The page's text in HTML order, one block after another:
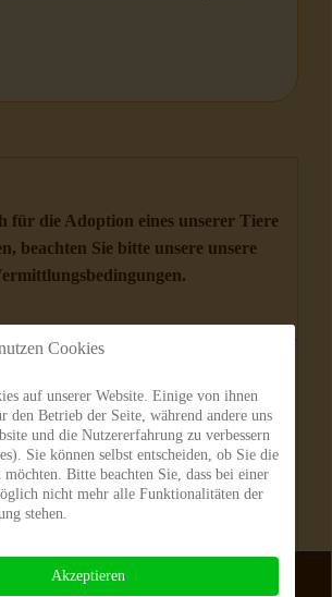
für die Adoption eines unserer Tiere
beachten Sie bitte unsere unsere
.
vermissten Liebling auf unserer
Rufen Sie uns an ( (0345)5210-
schreiben uns eine E-Mail
kontakt@tierheim-halle.de
Datenschutz
Cookies
auf unserer Website. Einige von ihnen
den Betrieb der Seite, während andere uns
und die Nutzererfahrung zu verbessern
Sie können selbst entscheiden, ob Sie die
möchten. Bitte beachten Sie, dass bei einer
nicht mehr alle Funktionalitäten der
stehen.
Akzeptieren